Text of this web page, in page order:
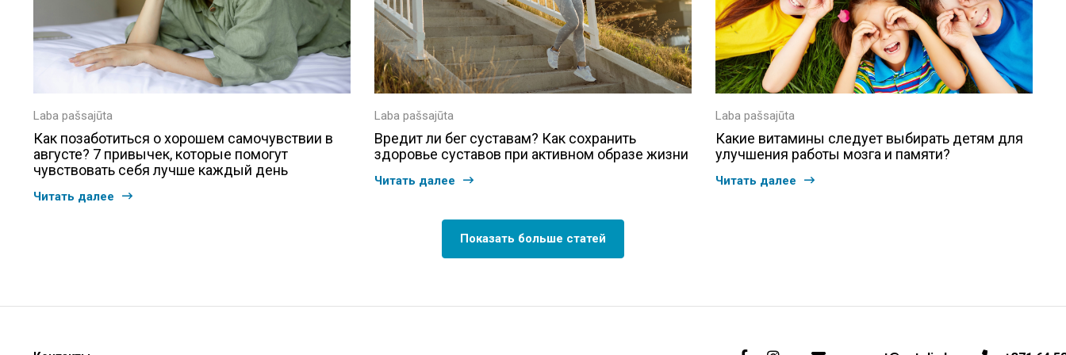
Laba pašsajūta
Как позаботиться о хорошем самочувствии в
августе? 7 привычек, которые помогут
чувствовать себя лучше каждый день
Читать далее
Laba pašsajūta
Вредит ли бег суставам? Как сохранить
здоровье суставов при активном образе жизни
Читать далее
Laba pašsajūta
Какие витамины следует выбирать детям для
улучшения работы мозга и памяти?
Читать далее
Показать больше статей